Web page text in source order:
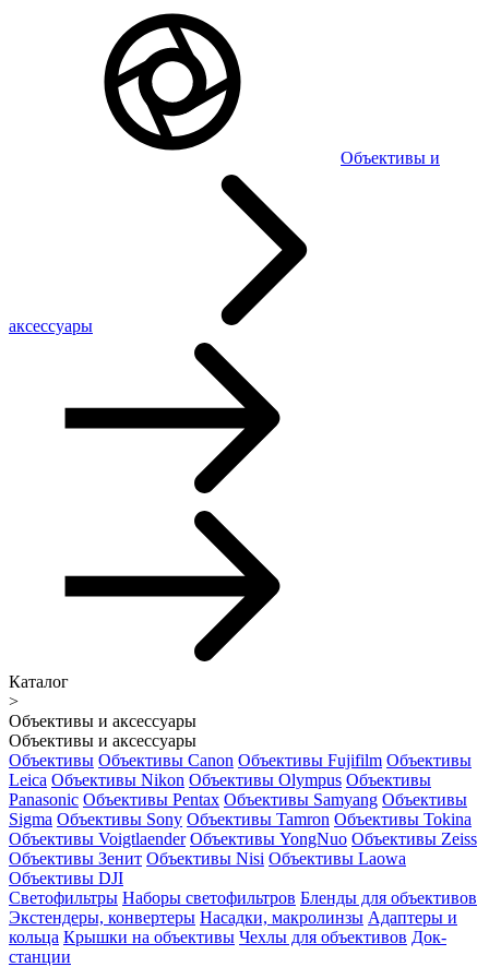
Объективы и
аксессуары
Каталог
>
Объективы и аксессуары
Объективы и аксессуары
Объективы Объективы Canon Объективы Fujifilm Объективы
Leica Объективы Nikon Объективы Olympus Объективы
Panasonic Объективы Pentax Объективы Samyang Объективы
Sigma Объективы Sony Объективы Tamron Объективы Tokina
Объективы Voigtlaender Объективы YongNuo Объективы Zeiss
Объективы Зенит Объективы Nisi Объективы Laowa
Объективы DJI
Светофильтры Наборы светофильтров Бленды для объективов
Экстендеры, конвертеры Насадки, макролинзы Адаптеры и
кольца Крышки на объективы Чехлы для объективов Док-
станции